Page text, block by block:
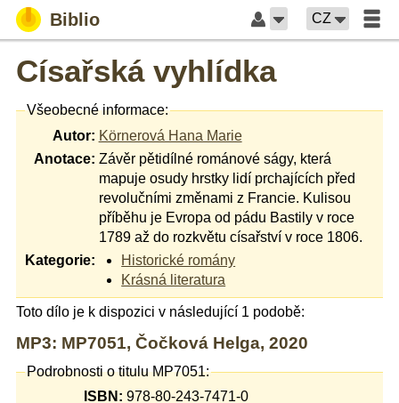
Biblio CZ
Císařská vyhlídka
Všeobecné informace:
Autor: Körnerová Hana Marie
Anotace: Závěr pětidílné románové ságy, která
mapuje osudy hrstky lidí prchajících před
revolučními změnami z Francie. Kulisou
příběhu je Evropa od pádu Bastily v roce
1789 až do rozkvětu císařství v roce 1806.
Kategorie:
Historické romány
Krásná literatura
Toto dílo je k dispozici v následující 1 podobě:
MP3: MP7051, Čočková Helga, 2020
Podrobnosti o titulu MP7051:
ISBN: 978-80-243-7471-0